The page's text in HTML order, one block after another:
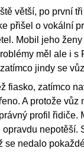
větší, po první
přišel o vokální
Mobil jeho
měl ale i s
jindy se
fiasko, zatímco
A protože
profil řidiče.
opravdu
se nedalo